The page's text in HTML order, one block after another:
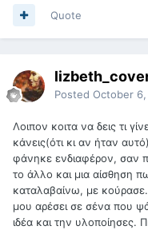
Quote
Posted October 6,
Λοιπον κοιτα να δεις τι
κάνεις(ότι κι αν ήταν
φάνηκε ενδιαφέρον, σαν
το άλλο και μια αίσθηση
καταλαβαίνω, με
μου αρέσει σε σένα που
ιδέα και την υλοποίησες.